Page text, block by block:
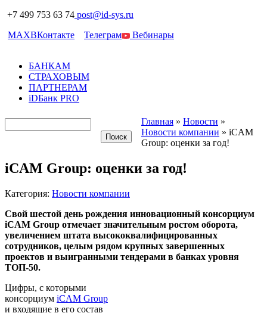
+7 499 753 63 74 post@id-sys.ru
MAXВКонтакте Телеграм Вебинары
БАНКАМ
СТРАХОВЫМ
ПАРТНЕРАМ
iDБанк PRO
Главная » Новости »
Новости компании » iCAM
Group: оценки за год!
iCAM Group: оценки за год!
Категория: Новости компании
Свой шестой день рождения инновационный консорциум
iCAM Group отмечает значительным ростом оборота,
увеличением штата высококвалифицированных
сотрудников, целым рядом крупных завершенных
проектов и выигранными тендерами в банках уровня
ТОП-50.
Цифры, с которыми
консорциум iCAM Group
и входящие в его состав